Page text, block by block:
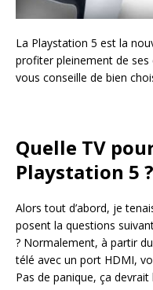
La Playstation 5 est la
profiter pleinement de ses
vous conseille de bien
Quelle TV
Playstation 5 ?
Alors tout d’abord, je
posent la questions
? Normalement, à partir
télé avec un port HDMI,
Pas de panique, ça devrait